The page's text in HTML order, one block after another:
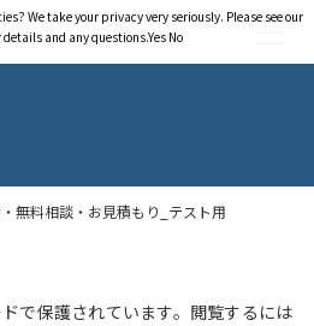
無料相談・お見積もり_テスト用
で保護されています。閲覧するには
We take your privacy very seriously. Please see our
and any questions.Yes No
We take your privacy very seriously. Please see our
and any questions.Yes No